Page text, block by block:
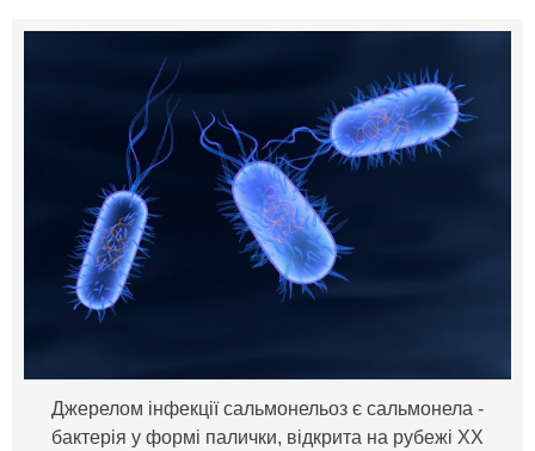
Джерелом інфекції сальмонельоз є сальмонела -
бактерія у формі палички, відкрита на рубежі XX